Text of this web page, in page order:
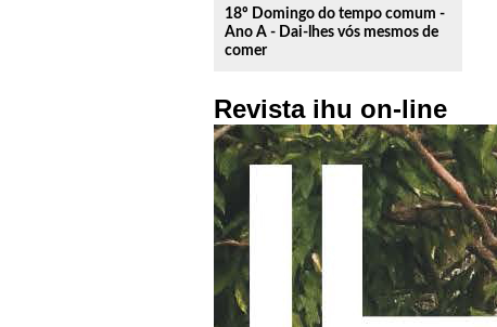
18º Domingo do tempo comum -
Ano A - Dai-lhes vós mesmos de
comer
Revista ihu on-line